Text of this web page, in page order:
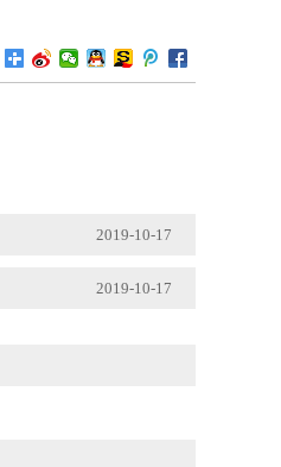
2019-10-17
2019-10-17